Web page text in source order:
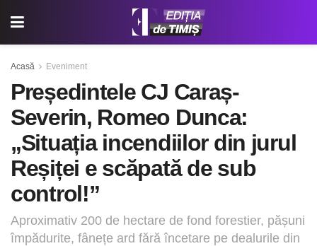
Acasă Eveniment
Președintele CJ Caraș-
Severin, Romeo Dunca:
„Situația incendiilor din jurul
Reșiței e scăpată de sub
control!”
Aproximativ 200 de hectare de fond forestier, pășuni
împădurite, fânețe ard fără încetare pe dealurile din